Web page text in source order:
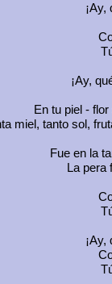
¡Ay,
¡Ay,
En tu piel -
miel, tanto sol,
Fue en la
La pera
¡Ay,